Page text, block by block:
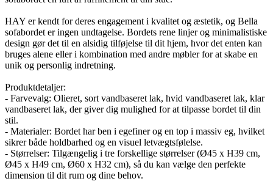
HAY er kendt for deres engagement i kvalitet og æstetik, og Bella
sofabordet er ingen undtagelse. Bordets rene linjer og minimalistiske
design gør det til en alsidig tilføjelse til dit hjem, hvor det enten kan
bruges alene eller i kombination med andre møbler for at skabe en
unik og personlig indretning.
Produktdetaljer:
- Farvevalg: Olieret, sort vandbaseret lak, hvid vandbaseret lak, klar
vandbaseret lak, der giver dig mulighed for at tilpasse bordet til din
stil.
- Materialer: Bordet har ben i egefiner og en top i massiv eg, hvilket
sikrer både holdbarhed og en visuel letvægtsfølelse.
- Størrelser: Tilgængelig i tre forskellige størrelser (Ø45 x H39 cm,
Ø45 x H49 cm, Ø60 x H32 cm), så du kan vælge den perfekte
dimension til dit rum og dine behov.